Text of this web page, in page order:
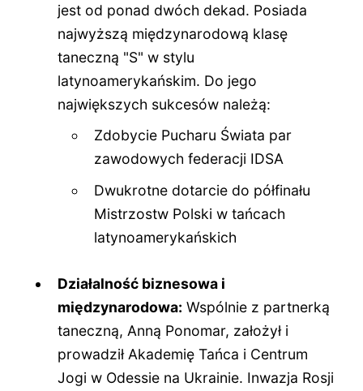
jest od ponad dwóch dekad. Posiada
najwyższą międzynarodową klasę
taneczną "S" w stylu
latynoamerykańskim. Do jego
największych sukcesów należą:
Zdobycie Pucharu Świata par
zawodowych federacji IDSA
Dwukrotne dotarcie do półfinału
Mistrzostw Polski w tańcach
latynoamerykańskich
Działalność biznesowa i
międzynarodowa: Wspólnie z partnerką
taneczną, Anną Ponomar, założył i
prowadził Akademię Tańca i Centrum
Jogi w Odessie na Ukrainie. Inwazja Rosji